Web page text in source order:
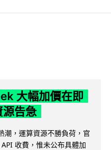
大幅加價在即
告急
潮，運算資源不勝負荷，官
收費，惟未公布具體加